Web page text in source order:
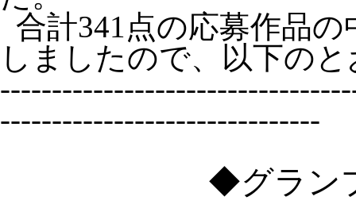
合計341点の応募作品
しましたので、以下の
-------------------------------
◆グラン